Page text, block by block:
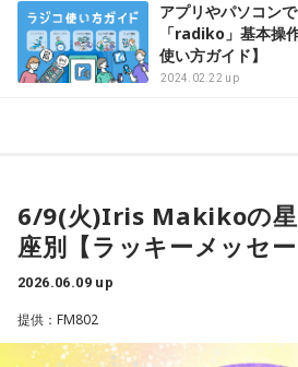
アプリやパソコン
「radiko」基本操
使い方ガイド】
2024.02.22 up
6/9(火)Iris Makikoの星
座別【ラッキーメッセー
2026.06.09 up
提供：FM802